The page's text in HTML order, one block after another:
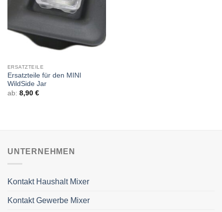
ERSATZTEILE
Ersatzteile für den MINI
WildSide Jar
ab: 8,90 €
UNTERNEHMEN
Kontakt Haushalt Mixer
Kontakt Gewerbe Mixer